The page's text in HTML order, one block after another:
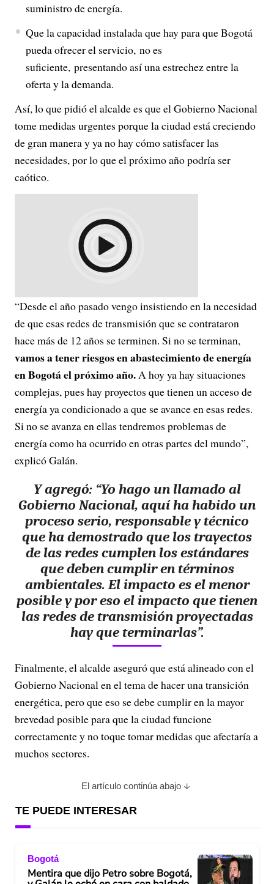
suministro de energía.
Que la capacidad instalada que hay para que Bogotá
pueda ofrecer el servicio, no es
suficiente, presentando así una estrechez entre la
oferta y la demanda.
Así, lo que pidió el alcalde es que el Gobierno Nacional
tome medidas urgentes porque la ciudad está creciendo
de gran manera y ya no hay cómo satisfacer las
necesidades, por lo que el próximo año podría ser
caótico.
“Desde el año pasado vengo insistiendo en la necesidad
de que esas redes de transmisión que se contrataron
hace más de 12 años se terminen. Si no se terminan,
vamos a tener riesgos en abastecimiento de energía
en Bogotá el próximo año.A hoy ya hay situaciones
complejas, pues hay proyectos que tienen un acceso de
energía ya condicionado a que se avance en esas redes.
Si no se avanza en ellas tendremos problemas de
energía como ha ocurrido en otras partes del mundo”,
explicó Galán.
Y agregó: “Yo hago un llamado al
Gobierno Nacional, aquí ha habido un
proceso serio, responsable y técnico
que ha demostrado que los trayectos
de las redes cumplen los estándares
que deben cumplir en términos
ambientales. El impacto es el menor
posible y por eso el impacto que tienen
las redes de transmisión proyectadas
hay que terminarlas”.
Finalmente, el alcalde aseguró que está alineado con el
Gobierno Nacional en el tema de hacer una transición
energética, pero que eso se debe cumplir en la mayor
brevedad posible para que la ciudad funcione
correctamente y no toque tomar medidas que afectaría a
muchos sectores.
El artículo continúa abajo
TE PUEDE INTERESAR
Bogotá
Mentira que dijo Petro sobre Bogotá,